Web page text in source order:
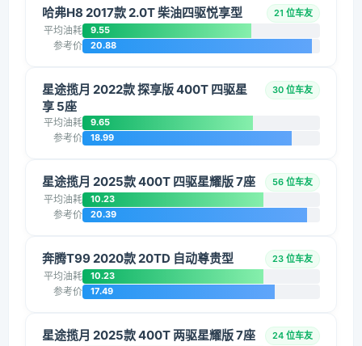
哈弗H8 2017款 2.0T 柴油四驱悦享型 21 位车友
平均油耗 9.55
参考价 20.88
星途揽月 2022款 探享版 400T 四驱星
享 5座
30 位车友
平均油耗 9.65
参考价 18.99
星途揽月 2025款 400T 四驱星耀版 7座 56 位车友
平均油耗 10.23
参考价 20.39
奔腾T99 2020款 20TD 自动尊贵型 23 位车友
平均油耗 10.23
参考价 17.49
星途揽月 2025款 400T 两驱星耀版 7座 24 位车友